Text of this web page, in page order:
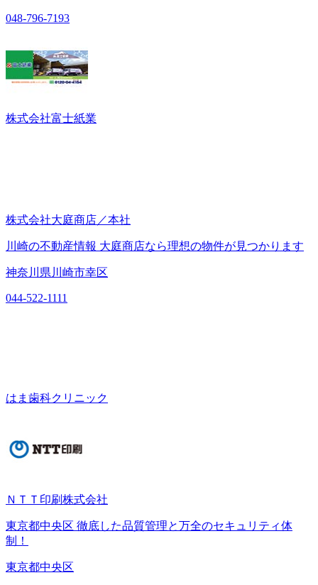
048-796-7193
株式会社富士紙業
株式会社大庭商店／本社
川崎の不動産情報 大庭商店なら理想の物件が見つかります
神奈川県川崎市幸区
044-522-1111
はま歯科クリニック
ＮＴＴ印刷株式会社
東京都中央区 徹底した品質管理と万全のセキュリティ体
制！
東京都中央区